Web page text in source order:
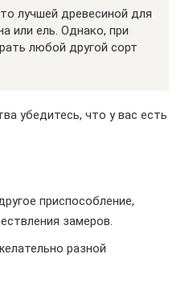
лучшей древесиной для
или ель. Однако, при
любой другой сорт
убедитесь, что у вас есть
приспособление,
замеров.
разной